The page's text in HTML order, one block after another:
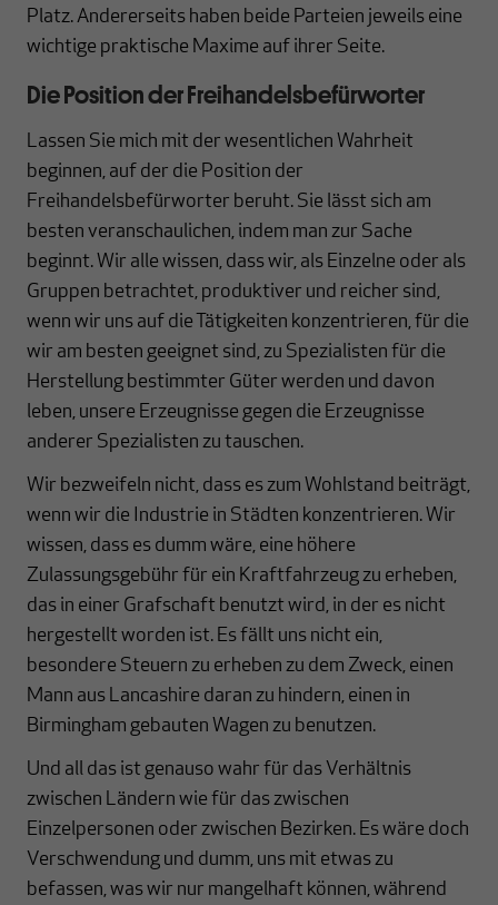
Platz. Andererseits haben beide Parteien jeweils eine
wichtige praktische Maxime auf ihrer Seite.
Die Position der Freihandelsbefürworter
Lassen Sie mich mit der wesentlichen Wahrheit
beginnen, auf der die Position der
Freihandelsbefürworter beruht. Sie lässt sich am
besten veranschaulichen, indem man zur Sache
beginnt. Wir alle wissen, dass wir, als Einzelne oder als
Gruppen betrachtet, produktiver und reicher sind,
wenn wir uns auf die Tätigkeiten konzentrieren, für die
wir am besten geeignet sind, zu Spezialisten für die
Herstellung bestimmter Güter werden und davon
leben, unsere Erzeugnisse gegen die Erzeugnisse
anderer Spezialisten zu tauschen.
Wir bezweifeln nicht, dass es zum Wohlstand beiträgt,
wenn wir die Industrie in Städten konzentrieren. Wir
wissen, dass es dumm wäre, eine höhere
Zulassungsgebühr für ein Kraftfahrzeug zu erheben,
das in einer Grafschaft benutzt wird, in der es nicht
hergestellt worden ist. Es fällt uns nicht ein,
besondere Steuern zu erheben zu dem Zweck, einen
Mann aus Lancashire daran zu hindern, einen in
Birmingham gebauten Wagen zu benutzen.
Und all das ist genauso wahr für das Verhältnis
zwischen Ländern wie für das zwischen
Einzelpersonen oder zwischen Bezirken. Es wäre doch
Verschwendung und dumm, uns mit etwas zu
befassen, was wir nur mangelhaft können, während